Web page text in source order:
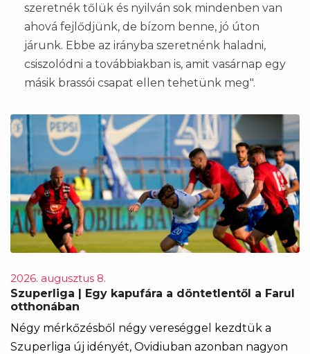
szeretnék tőlük és nyilván sok mindenben van
ahová fejlődjünk, de bízom benne, jó úton
járunk. Ebbe az irányba szeretnénk haladni,
csiszolódni a továbbiakban is, amit vasárnap egy
másik brassói csapat ellen tehetünk meg".
2026. augusztus 8.
Szuperliga | Egy kapufára a döntetlentől a Farul
otthonában
Négy mérkőzésből négy vereséggel kezdtük a
Szuperliga új idényét, Ovidiuban azonban nagyon